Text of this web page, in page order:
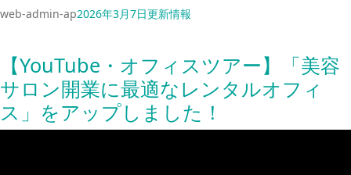
web-admin-ap2026年3月7日更新情報
【YouTube・オフィスツアー】「美容
サロン開業に最適なレンタルオフィ
ス」をアップしました！